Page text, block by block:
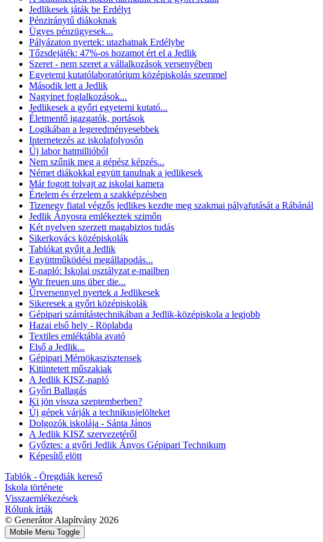
Jedlikesek játák be Erdélyt
Pénziránytű diákoknak
Ügyes pénzügyesek...
Pályázaton nyertek: utazhatnak Erdélybe
Tőzsdejáték: 47%-os hozamot ért el a Jedlik
Szeret - nem szeret a vállalkozások versenyében
Egyetemi kutatólaboratórium középiskolás szemmel
Második lett a Jedlik
Nagyinet foglalkozások...
Jedlikesek a győri egyetemi kutató...
Életmentő igazgatók, portások
Logikában a legeredményesebbek
Internetezés az iskolafolyosón
Új labor hatmillióból
Nem szűnik meg a gépész képzés...
Német diákokkal együtt tanulnak a jedlikesek
Már fogott tolvajt az iskolai kamera
Értelem és érzelem a szakképzésben
Tizenegy fiatal végzős jedlikes kezdte meg szakmai pályafutását a Rábánál
Jedlik Ányosra emlékeztek szimőn
Két nyelven szerzett magabiztos tudás
Sikerkovács középiskolák
Tablókat gyűjt a Jedlik
Együttműködési megállapodás...
E-napló: Iskolai osztályzat e-mailben
Wir freuen uns über die...
Űrversennyel nyertek a Jedlikesek
Sikeresek a győri középiskolák
Gépipari számítástechnikában a Jedlik-középiskola a legjobb
Hazai első hely - Röplabda
Textiles emléktábla avató
Első a Jedlik...
Gépipari Mérnökaszisztensek
Kitüntetett műszakiak
A Jedlik KISZ-napló
Győri Ballagás
Ki jön vissza szeptemberben?
Új gépek várják a technikusjelölteket
Dolgozók iskolája - Sánta János
A Jedlik KISZ szervezetéről
Győztes: a győri Jedlik Ányos Gépipari Technikum
Képesítő elött
Tablók - Öregdiák kereső
Iskola története
Visszaemlékezések
Rólunk írták
© Generátor Alapítvány 2026
Mobile Menu Toggle